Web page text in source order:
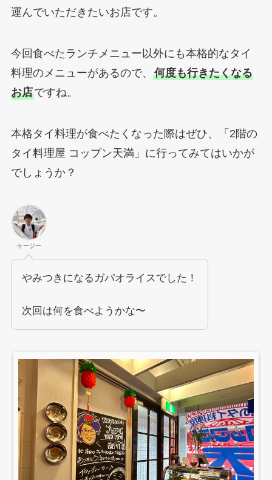
運んでいただきたいお店です。
今回食べたランチメニュー以外にも本格的なタイ
料理のメニューがあるので、 何度も行きたくなる
お店ですね。
本格タイ料理が食べたくなった際はぜひ、「2階の
タイ料理屋 コップン天満」に行ってみてはいかが
でしょうか？
ケージー
やみつきになるガパオライスでした！
次回は何を食べようかな〜